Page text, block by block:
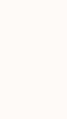
à café
à café
?
à l’extinction
le réservoir
moulin) et le
?